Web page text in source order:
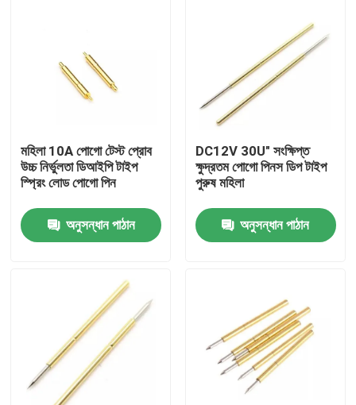
কারখানা ভ্রমণ
মান নিয়ন্ত্রণ
খবর
স্প্রিং লোডেড POGO পিন
প্রোব পোগো পিন
মহিলা 10A পোগো টেস্ট প্রোব
উচ্চ নির্ভুলতা ডিআইপি টাইপ
স্প্রিং লোড পোগো পিন
অনুসন্ধান পাঠান
DC12V 30U" সংক্ষিপ্ত
ক্ষুদ্রতম পোগো পিনস ডিপ টাইপ
পুরুষ মহিলা
অনুসন্ধান পাঠান